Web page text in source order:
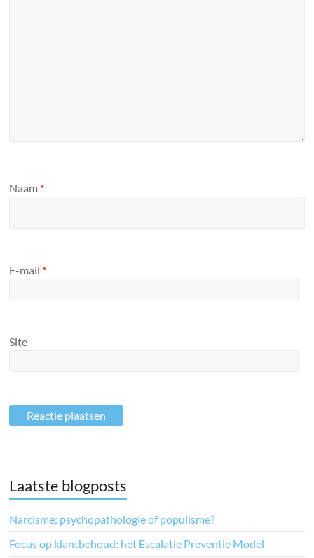
Naam *
E-mail *
Site
Laatste blogposts
Narcisme; psychopathologie of populisme?
Focus op klantbehoud: het Escalatie Preventie Model